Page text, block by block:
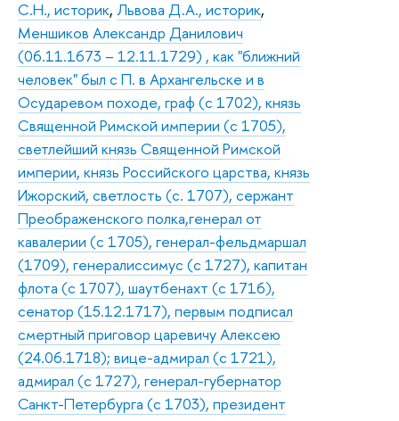
С.Н., историк, Львова Д.А., историк,
Меншиков Александр Данилович
(06.11.1673 – 12.11.1729) , как "ближний
человек" был с П. в Архангельске и в
Осударевом походе, граф (с 1702), князь
Священной Римской империи (с 1705),
светлейший князь Священной Римской
империи, князь Российского царства, князь
Ижорский, светлость (с. 1707), сержант
Преображенского полка,генерал от
кавалерии (с 1705), генерал-фельдмаршал
(1709), генералиссимус (с 1727), капитан
флота (с 1707), шаутбенахт (с 1716),
сенатор (15.12.1717), первым подписал
смертный приговор царевичу Алексею
(24.06.1718); вице-адмирал (с 1721),
адмирал (с 1727), генерал-губернатор
Санкт-Петербурга (с 1703), президент